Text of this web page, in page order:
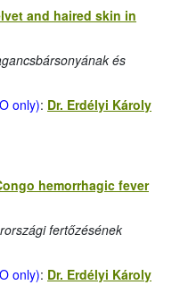
and haired skin in
és
only): Dr. Erdélyi Károly
hemorrhagic fever
fertőzésének
only): Dr. Erdélyi Károly